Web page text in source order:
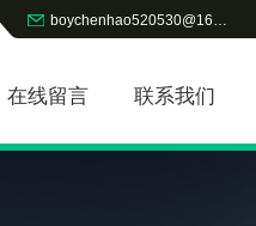
boychenhao520530@163.com
在线留言 联系我们